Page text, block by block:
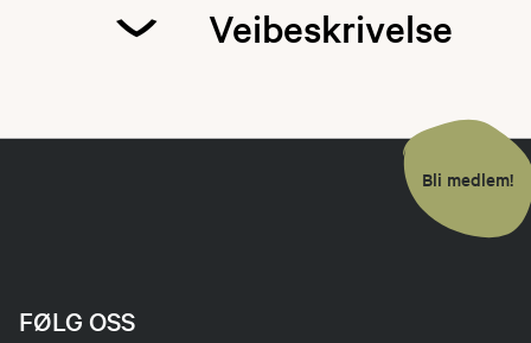
Veibeskrivelse
Bli medlem!
FØLG OSS